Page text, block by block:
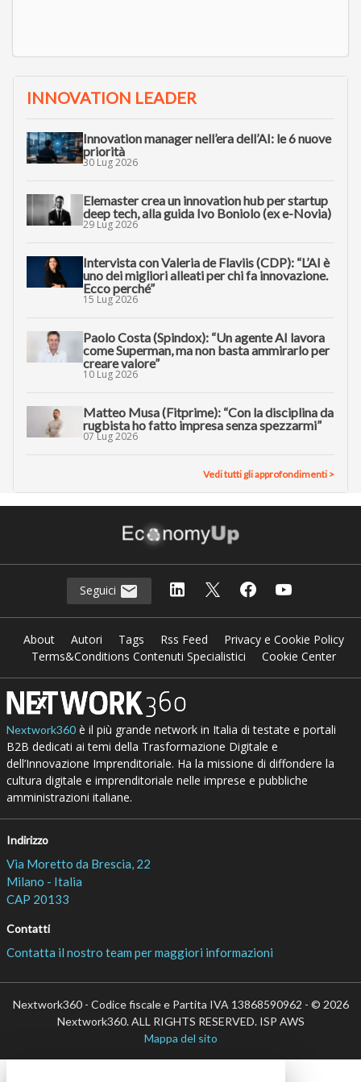
INNOVATION LEADER
Innovation manager nell’era dell’AI: le 6 nuove
priorità
30 Lug 2026
Elemaster crea un innovation hub per startup
deep tech, alla guida Ivo Boniolo (ex e-Novia)
29 Lug 2026
Intervista con Valeria de Flaviis (CDP): “L’AI è
uno dei migliori alleati per chi fa innovazione.
Ecco perché”
15 Lug 2026
Paolo Costa (Spindox): “Un agente AI lavora
come Superman, ma non basta ammirarlo per
creare valore”
10 Lug 2026
Matteo Musa (Fitprime): “Con la disciplina da
rugbista ho fatto impresa senza spezzarmi”
07 Lug 2026
Vedi tutti gli approfondimenti >
Seguici
About Autori Tags Rss Feed
Privacy e Cookie Policy
Terms&Conditions Contenuti Specialistici
Cookie Center
Nextwork360è il più grande network in Italia di testate e portali
B2B dedicati ai temi della Trasformazione Digitale e
dell’Innovazione Imprenditoriale. Ha la missione di diffondere la
cultura digitale e imprenditoriale nelle imprese e pubbliche
amministrazioni italiane.
Indirizzo
Via Moretto da Brescia, 22
Milano - Italia
CAP 20133
Contatti
Contatta il nostro team per maggiori informazioni
Nextwork360 - Codice fiscale e Partita IVA 13868590962 - © 2026
Nextwork360. ALL RIGHTS RESERVED. ISP AWS
Mappa del sito